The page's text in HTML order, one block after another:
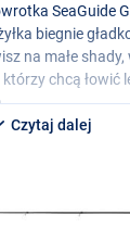
SeaGuide
biegnie
na małe
chcą łowić
Czytaj dalej